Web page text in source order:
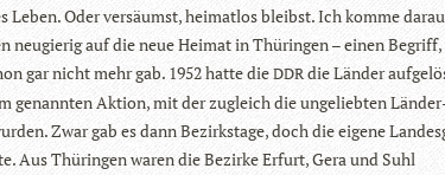
Leben. Oder ver­säumst, hei­mat­los bleibst. Ich komme
neu­gie­rig auf die neue Hei­mat in Thü­rin­gen – einen Begriff,
gar nicht mehr gab. 1952 hatte dieDDRdie Län­der
genann­ten Aktion, mit der zugleich die unge­lieb­ten
Zwar gab es dann Bezirks­tage, doch die eigene
Aus Thü­rin­gen waren die Bezirke Erfurt, Gera und Suhl